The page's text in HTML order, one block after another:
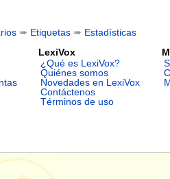
➠ Etiquetas➠ Estadísticas
LexiVox
¿Qué es LexiVox?
Quiénes somos
Novedades en LexiVox
Contáctenos
Términos de uso